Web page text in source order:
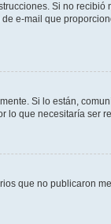
Si no recibió
e-mail que
Si lo están,
lo que necesitaría ser
que no publicaron